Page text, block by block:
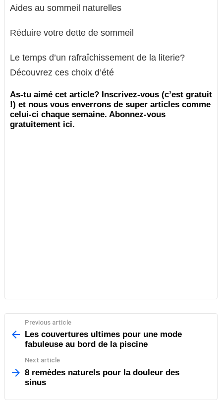
Aides au sommeil naturelles
Réduire votre dette de sommeil
Le temps d’un rafraîchissement de la literie?
Découvrez ces choix d’été
As-tu aimé cet article? Inscrivez-vous (c’est gratuit
!) et nous vous enverrons de super articles comme
celui-ci chaque semaine. Abonnez-vous
gratuitement ici.
more
Previous article
Les couvertures ultimes pour une mode
fabuleuse au bord de la piscine
Next article
8 remèdes naturels pour la douleur des
sinus